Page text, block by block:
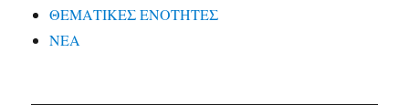
ΘΕΜΑΤΙΚΕΣ ΕΝΟΤΗΤΕΣ
ΝΕΑ